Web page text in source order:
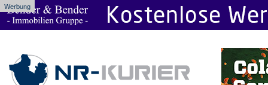
Werbung